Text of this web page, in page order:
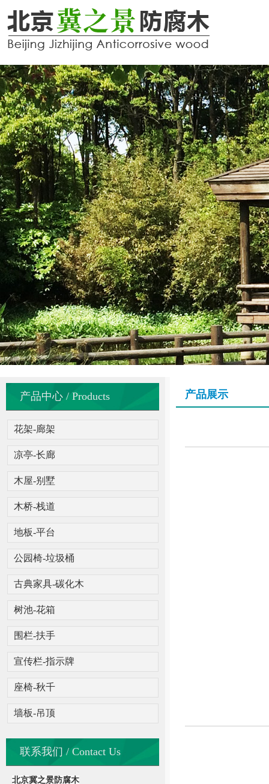
产品中心 / Products
花架-廊架
凉亭-长廊
木屋-别墅
木桥-栈道
地板-平台
公园椅-垃圾桶
古典家具-碳化木
树池-花箱
围栏-扶手
宣传栏-指示牌
座椅-秋千
墙板-吊顶
联系我们 / Contact Us
北京冀之景防腐木
产品展示